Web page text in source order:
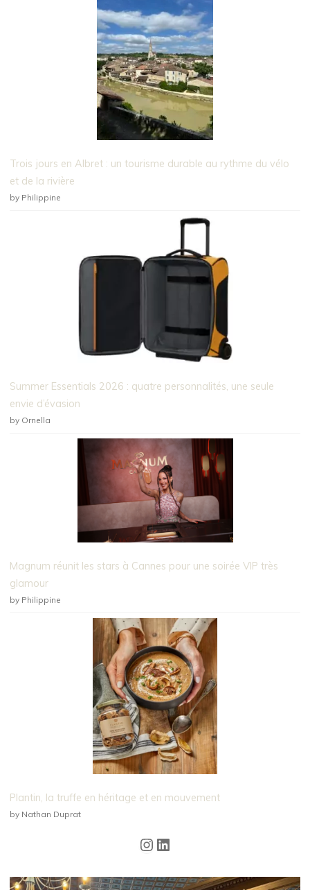
Trois jours en Albret : un tourisme durable au rythme du vélo
et de la rivière
by Philippine
Summer Essentials 2026 : quatre personnalités, une seule
envie d’évasion
by Ornella
Magnum réunit les stars à Cannes pour une soirée VIP très
glamour
by Philippine
Plantin, la truffe en héritage et en mouvement
by Nathan Duprat
Instagram
LinkedIn